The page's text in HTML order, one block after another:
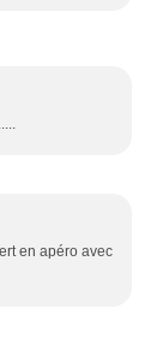
en apéro avec